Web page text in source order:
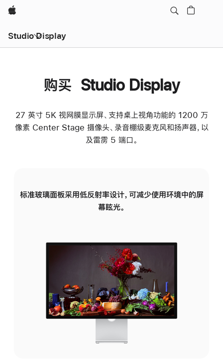
Apple
Studio Display
购买 Studio Display
27 英寸 5K 视网膜显示屏、支持桌上视角功能的 1200 万
像素 Center Stage 摄像头、录音棚级麦克风和扬声器，以
及雷雳 5 端口。
标准玻璃面板采用低反射率设计，可减少使用环境中的屏
幕眩光。